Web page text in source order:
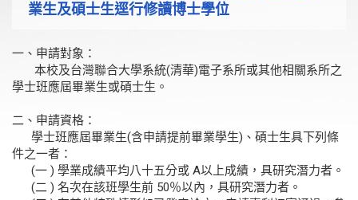
業生及碩士生逕行修讀博士學位
一、申請對象：
本校及台灣聯合大學系統(清華)電子系所或其他相關系所之
學士班應屆畢業生或碩士生。
二、申請資格：
學士班應屆畢業生(含申請提前畢業學生)、碩士生具下列條
件之一者：
(一 ) 學業成績平均八十五分或 A以上成績，具研究潛力者。
(二 ) 名次在該班學生前 50％以內，具研究潛力者。